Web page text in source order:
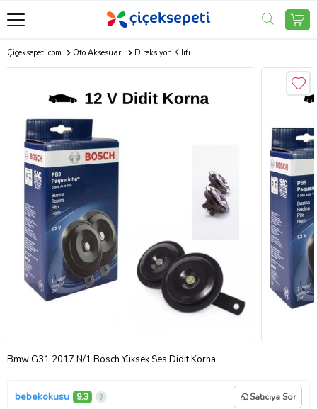
Çiçeksepeti.com Oto Aksesuar Direksiyon Kılıfı
Bmw G31 2017 N/1 Bosch Yüksek Ses Didit Korna
bebekokusu 9,3 Satıcıya Sor